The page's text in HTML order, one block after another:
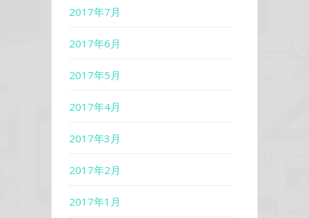
2017年7月
2017年6月
2017年5月
2017年4月
2017年3月
2017年2月
2017年1月